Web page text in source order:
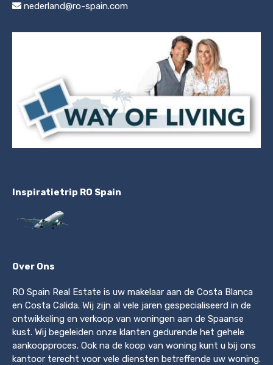
nederland@ro-spain.com
Inspiratietrip RO Spain
Over Ons
RO Spain Real Estate is uw makelaar aan de Costa Blanca
en Costa Calida. Wij zijn al vele jaren gespecialiseerd in de
ontwikkeling en verkoop van woningen aan de Spaanse
kust. Wij begeleiden onze klanten gedurende het gehele
aankoopproces. Ook na de koop van woning kunt u bij ons
kantoor terecht voor vele diensten betreffende uw woning.